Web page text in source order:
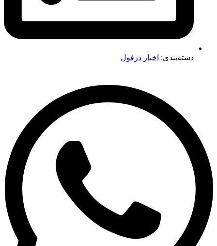
دسته‌بندی: اخبار دزفول